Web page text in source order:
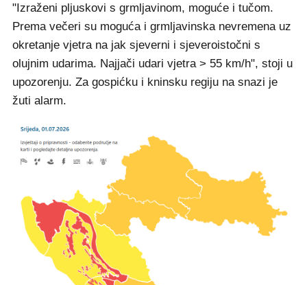
"Izraženi pljuskovi s grmljavinom, moguće i tučom.
Prema večeri su moguća i grmljavinska nevremena uz
okretanje vjetra na jak sjeverni i sjeveroistočni s
olujnim udarima. Najjači udari vjetra > 55 km/h", stoji u
upozorenju. Za gospićku i kninsku regiju na snazi je
žuti alarm.